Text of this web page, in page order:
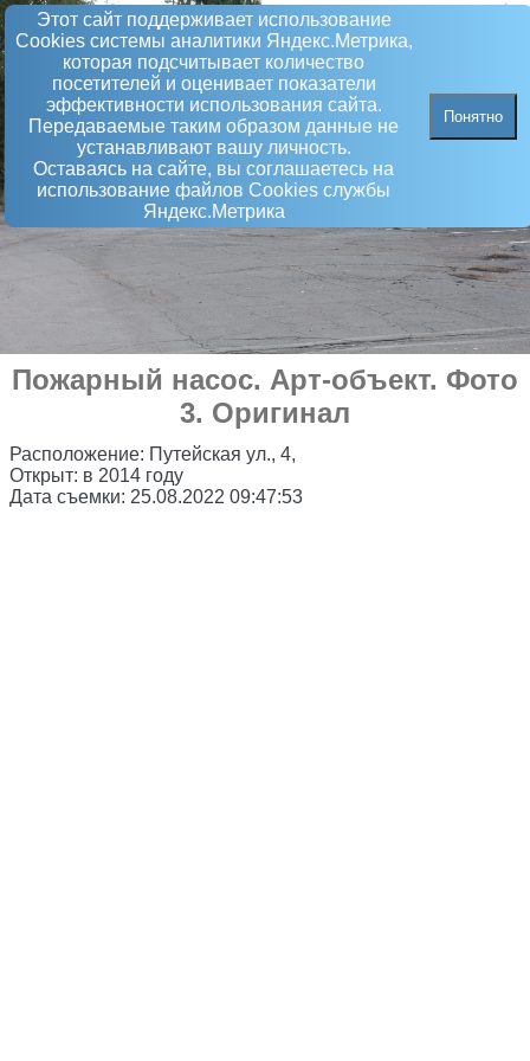
Этот сайт поддерживает использование
Сookies системы аналитики Яндекс.Метрика,
которая подсчитывает количество
посетителей и оценивает показатели
эффективности использования сайта.
Передаваемые таким образом данные не
устанавливают вашу личность.
Оставаясь на сайте, вы соглашаетесь на
использование файлов Сookies службы
Яндекс.Метрика
Понятно
Пожарный насос. Арт-объект. Фото
3. Оригинал
Расположение: Путейская ул., 4,
Открыт: в 2014 году
Дата съемки: 25.08.2022 09:47:53